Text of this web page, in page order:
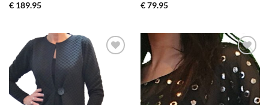
€189.95
€79.95
Toevoegen
aan
wenslijst
Toevoegen
aan
wenslijst